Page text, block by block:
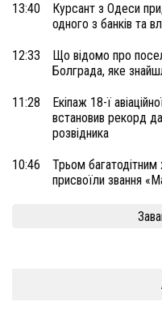
13:40
Курсант з Одеси
одного з банків та
12:33
Що відомо про
Болграда, яке
11:28
Екіпаж 18-ї
встановив рекорд
розвідника
10:46
Трьом багатодітним
присвоїли звання